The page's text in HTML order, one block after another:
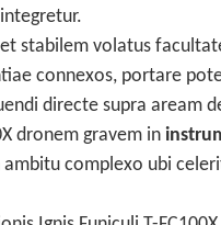
stabilem volatus
connexos, portare
directe supra aream
dronem gravem in
complexo ubi